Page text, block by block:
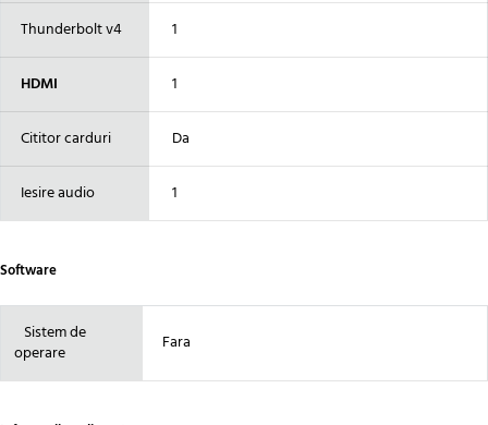
Thunderbolt v4 1
HDMI 1
Cititor carduri Da
Iesire audio 1
Software
Sistem de
operare
Fara